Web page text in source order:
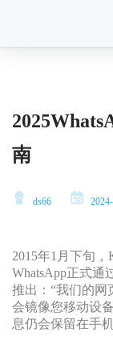
南
ds66
2015年1月下旬，
WhatsApp正式通
推出：“我们的网
会镜像您移动设
息仍会保留在手机